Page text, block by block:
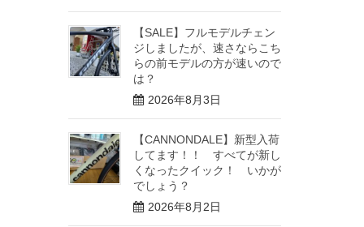
【SALE】フルモデルチェン
ジしましたが、速さならこち
らの前モデルの方が速いので
は？
2026年8月3日
【CANNONDALE】新型入荷
してます！！ すべてが新し
くなったクイック！ いかが
でしょう？
2026年8月2日